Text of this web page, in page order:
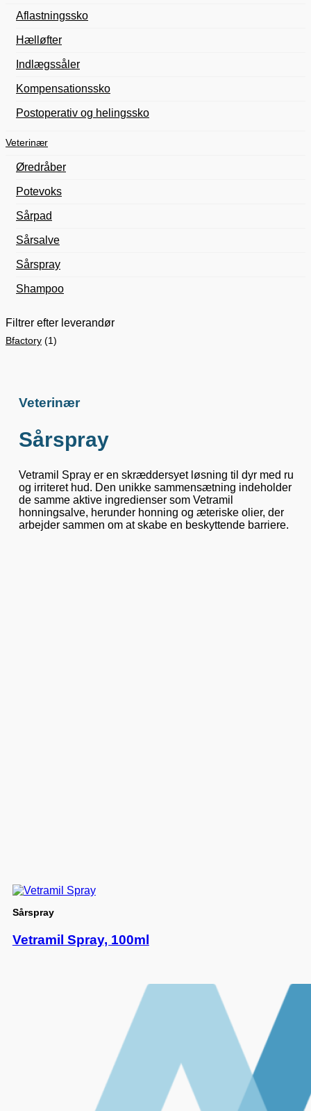
Aflastningssko
Hælløfter
Indlægssåler
Kompensationssko
Postoperativ og helingssko
Veterinær
Øredråber
Potevoks
Sårpad
Sårsalve
Sårspray
Shampoo
Filtrer efter leverandør
Bfactory (1)
Veterinær
Sårspray
Vetramil Spray er en skræddersyet løsning til dyr med ru
og irriteret hud. Den unikke sammensætning indeholder
de samme aktive ingredienser som Vetramil
honningsalve, herunder honning og æteriske olier, der
arbejder sammen om at skabe en beskyttende barriere.
Sårspray
Vetramil Spray, 100ml